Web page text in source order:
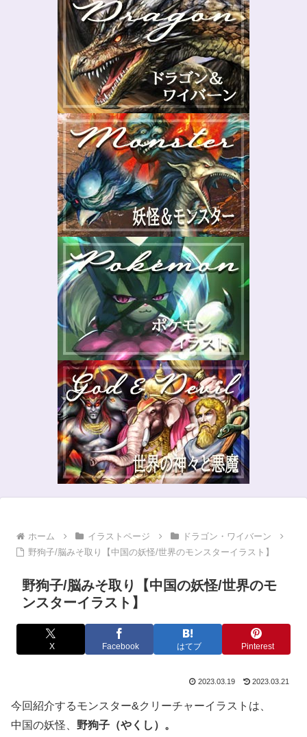
ホーム イラストページ
ドラゴン・ワイバーン
野狗子/脳みそ取り【中国の妖怪/世界のモンスターイラスト】
野狗子/脳みそ取り【中国の妖怪/世界のモ
ンスターイラスト】
X Facebook はてブ Pinterest
2023.03.19 2023.03.21
今回紹介するモンスター&クリーチャーイラストは、
中国の妖怪、 野狗子（やくし）。